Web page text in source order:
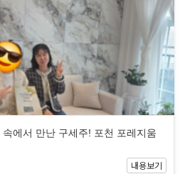
에서 만난 구세주! 포천 포레지움
내용보기